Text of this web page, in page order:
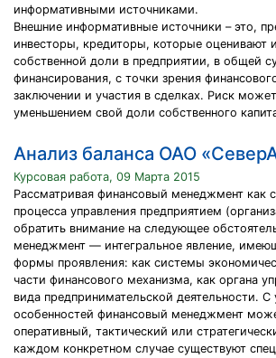
информативными источниками.
Внешние информативные источники – это,
инвесторы, кредиторы, которые оценивают
собственной доли в предприятии, в общей
финансирования, с точки зрения
заключении и участия в сделках. Риск
уменьшением свой доли собственного
Анализ баланса ОАО
Курсовая работа, 09 Марта 2015
Рассматривая финансовый менеджмент как
процесса управления предприятием
обратить внимание на следующее
менеджмент — интегральное явление,
формы проявления: как системы
части финансового механизма, как органа
вида предпринимательской деятельности. С
особенностей финансовый менеджмент
оперативный, тактический или
каждом конкретном случае существуют